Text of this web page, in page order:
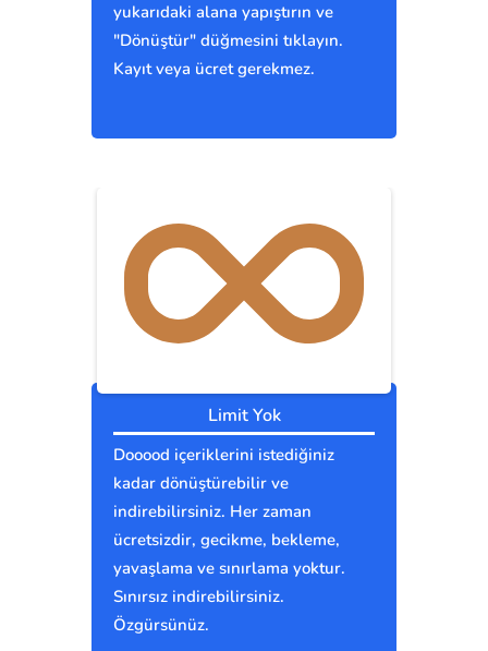
yukarıdaki alana yapıştırın ve
"Dönüştür" düğmesini tıklayın.
Kayıt veya ücret gerekmez.
Limit Yok
Dooood içeriklerini istediğiniz
kadar dönüştürebilir ve
indirebilirsiniz. Her zaman
ücretsizdir, gecikme, bekleme,
yavaşlama ve sınırlama yoktur.
Sınırsız indirebilirsiniz.
Özgürsünüz.